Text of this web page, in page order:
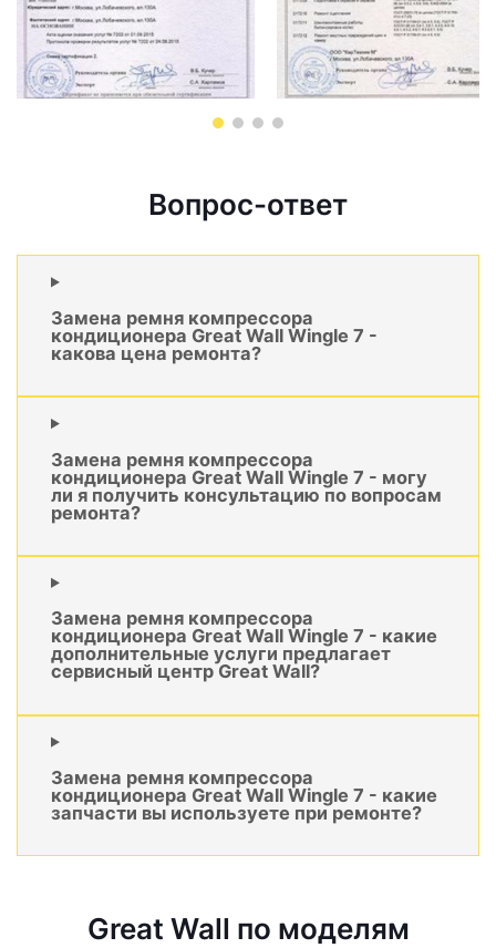
Вопрос-ответ
Замена ремня компрессора
кондиционера Great Wall Wingle 7 -
какова цена ремонта?
Замена ремня компрессора
кондиционера Great Wall Wingle 7 - могу
ли я получить консультацию по вопросам
ремонта?
Замена ремня компрессора
кондиционера Great Wall Wingle 7 - какие
дополнительные услуги предлагает
сервисный центр Great Wall?
Замена ремня компрессора
кондиционера Great Wall Wingle 7 - какие
запчасти вы используете при ремонте?
Great Wall по моделям